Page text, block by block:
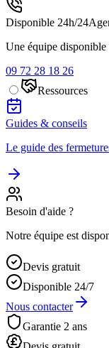
Disponible 24h/24
Une équipe disponible
09 72 28 18 26
Ressources
Guides & conseils
Le guide des
Besoin d'aide ?
Notre équipe est
Devis gratuit
Disponible 24/7
Nous contacter
Garantie 2 ans